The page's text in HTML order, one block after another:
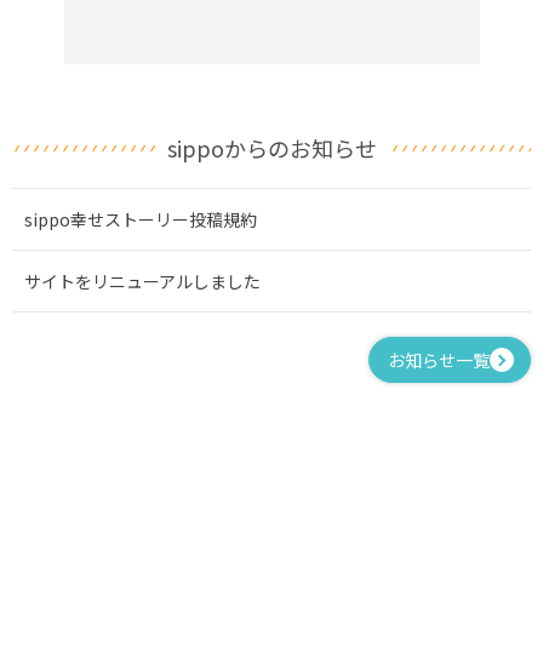
sippoからのお知らせ
sippo幸せストーリー投稿規約
サイトをリニューアルしました
お知らせ一覧